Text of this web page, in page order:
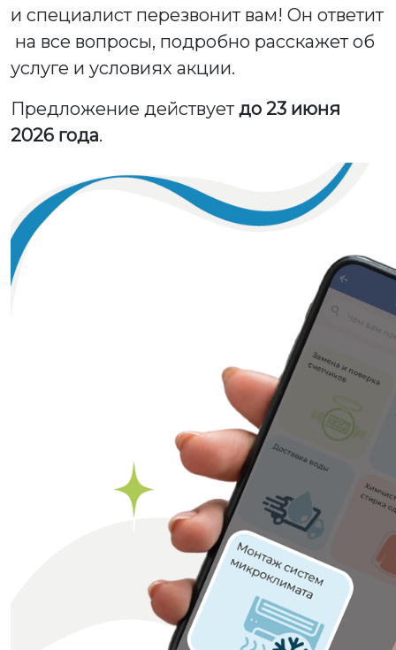
и специалист перезвонит вам! Он ответит
на все вопросы, подробно расскажет об
услуге и условиях акции.
Предложение действуетдо 23 июня
2026 года.